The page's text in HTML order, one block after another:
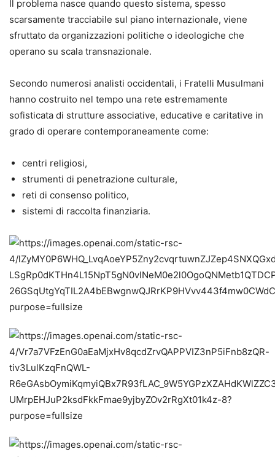
Il problema nasce quando questo sistema, spesso
scarsamente tracciabile sul piano internazionale, viene
sfruttato da organizzazioni politiche o ideologiche che
operano su scala transnazionale.
Secondo numerosi analisti occidentali, i Fratelli Musulmani
hanno costruito nel tempo una rete estremamente
sofisticata di strutture associative, educative e caritative in
grado di operare contemporaneamente come:
centri religiosi,
strumenti di penetrazione culturale,
reti di consenso politico,
sistemi di raccolta finanziaria.